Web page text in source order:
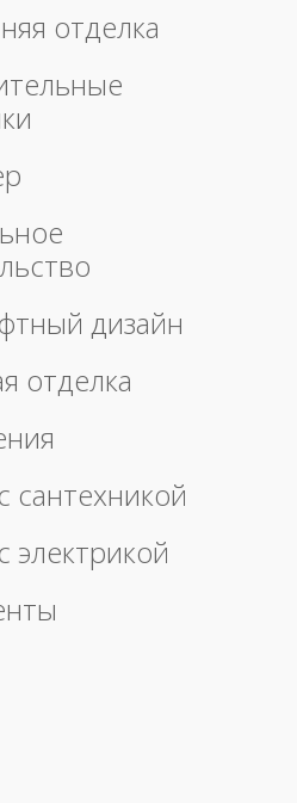
отделка
дизайн
отделка
сантехникой
электрикой